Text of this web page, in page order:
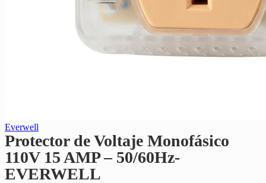
Everwell
Protector de Voltaje Monofásico
110V 15 AMP – 50/60Hz-
EVERWELL